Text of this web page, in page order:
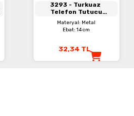
3293 - Turkuaz
Telefon Tutucu
Tükenmez Kalem
Materyal: Metal
Ebat: 14 cm
32,34 TL